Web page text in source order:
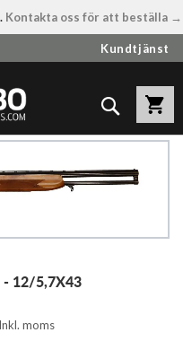
Kontakta oss för att beställa →
Kundtjänst
Sök
- 12/5,7X43
Inkl. moms